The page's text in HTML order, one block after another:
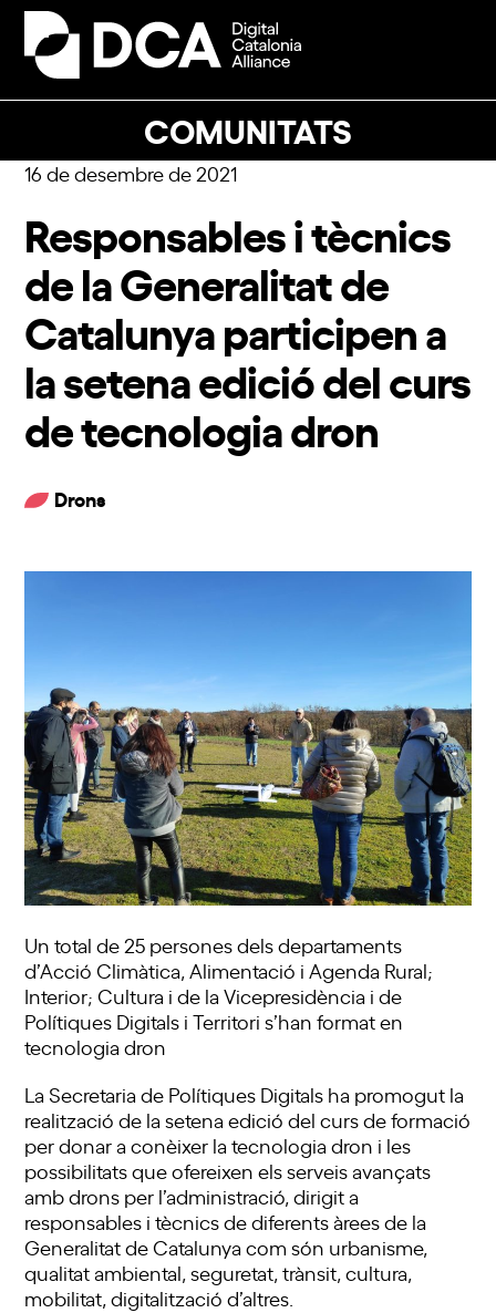
Skip
content
COMUNITATS
Open
mobile
Close
mobile
16 de desembre de 2021
Responsables i tècnics
de la Generalitat de
Catalunya participen a
la setena edició del curs
de tecnologia dron
Drons
Un total de 25 persones dels departaments
d’Acció Climàtica, Alimentació i Agenda Rural;
Interior; Cultura i de la Vicepresidència i de
Polítiques Digitals i Territori s’han format en
tecnologia dron
La Secretaria de Polítiques Digitals ha promogut la
realització de la setena edició del curs de formació
per donar a conèixer la tecnologia dron i les
possibilitats que ofereixen els serveis avançats
amb drons per l’administració, dirigit a
responsables i tècnics de diferents àrees de la
Generalitat de Catalunya com són urbanisme,
qualitat ambiental, seguretat, trànsit, cultura,
mobilitat, digitalització d’altres.